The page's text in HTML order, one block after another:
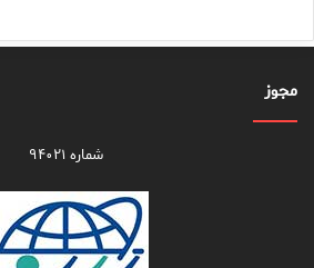
مجوز
شماره ۹۴۰۲۱